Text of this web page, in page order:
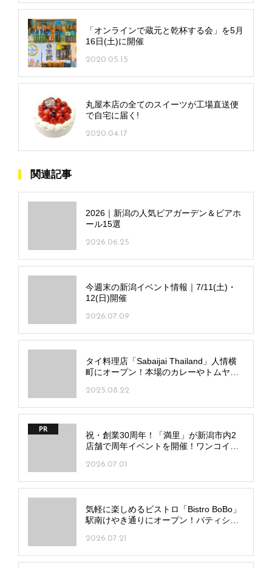
「オンラインで蔵元と乾杯する会」を5月
16日(土)に開催
2020.05.15
丸屋本店の全てのスイーツが工場直送便
で自宅に届く!
2020.04.17
関連記事
2026｜新潟の人気ビアガーデン＆ビアホ
ール15選
2026.06.25
今週末の新潟イベント情報｜7/11(土)・
12(日)開催
2026.07.09
タイ料理店「Sabaijai Thailand」人情横
町にオープン！本場のカレーやトムヤム
2025.08.22
PR
祝・創業30周年！「満里」が新潟市内2
店舗で周年イベントを開催！ワンコイン
2026.07.01
気軽に楽しめるビストロ「Bistro BoBo」
駅南けやき通りにオープン！パティシエ
2026.07.21